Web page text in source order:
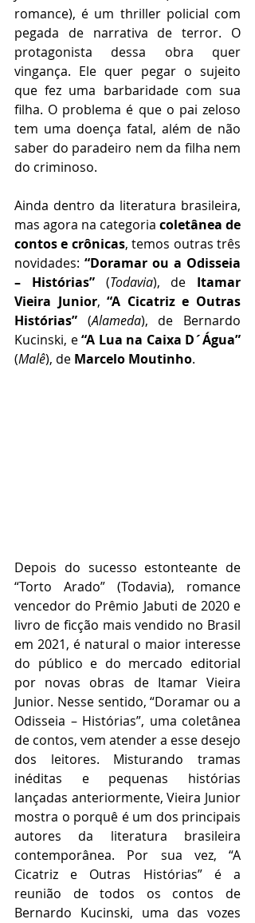
romance), é um thriller policial com
pegada de narrativa de terror. O
protagonista dessa obra quer
vingança. Ele quer pegar o sujeito
que fez uma barbaridade com sua
filha. O problema é que o pai zeloso
tem uma doença fatal, além de não
saber do paradeiro nem da filha nem
do criminoso.
Ainda dentro da literatura brasileira,
mas agora na categoria coletânea de
contos e crônicas, temos outras três
novidades: “Doramar ou a Odisseia
– Histórias” (Todavia), de Itamar
Vieira Junior, “A Cicatriz e Outras
Histórias” (Alameda), de Bernardo
Kucinski, e “A Lua na Caixa D´Água”
(Malê), de Marcelo Moutinho.
Depois do sucesso estonteante de
“Torto Arado” (Todavia), romance
vencedor do Prêmio Jabuti de 2020 e
livro de ficção mais vendido no Brasil
em 2021, é natural o maior interesse
do público e do mercado editorial
por novas obras de Itamar Vieira
Junior. Nesse sentido, “Doramar ou a
Odisseia – Histórias”, uma coletânea
de contos, vem atender a esse desejo
dos leitores. Misturando tramas
inéditas e pequenas histórias
lançadas anteriormente, Vieira Junior
mostra o porquê é um dos principais
autores da literatura brasileira
contemporânea. Por sua vez, “A
Cicatriz e Outras Histórias” é a
reunião de todos os contos de
Bernardo Kucinski, uma das vozes